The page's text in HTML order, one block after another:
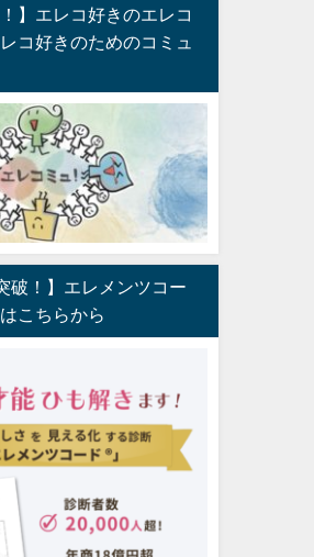
】エレコ好きのエレコ
コ好きのためのコミュ
破！】エレメンツコー
こちらから